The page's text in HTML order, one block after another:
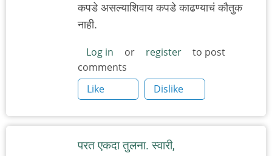
कपडे असल्याशिवाय कपडे काढण्याचं कौतुक
नाही.
Log in or register
to post
comments
Like
Dislike
परत एकदा तुलना. स्वारी,